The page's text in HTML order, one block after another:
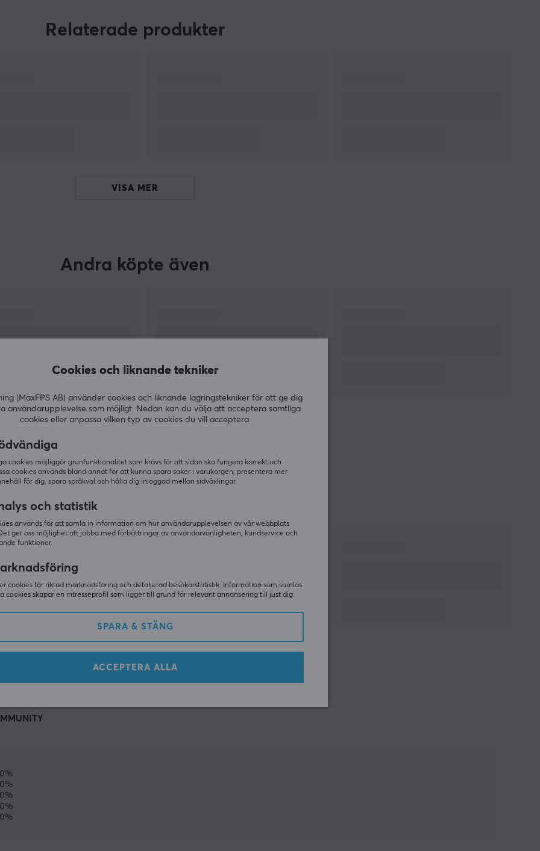
Relaterade produkter
VISA MER
Andra köpte även
VISA MER
Andra tittade även på
0%
0%
0%
0%
0%
Cookies och liknande tekniker
(MaxFPS AB) använder cookies och liknande lagringstekniker för att ge dig
användarupplevelse som möjligt. Nedan kan du välja att acceptera samtliga
cookies eller anpassa vilken typ av cookies du vill acceptera.
cookies möjliggör grunfunktionalitet som krävs för att sidan ska fungera korrekt och
cookies används bland annat för att kunna spara saker i varukorgen, presentera mer
för dig, spara språkval och hålla dig inloggad mellan sidväxlingar.
och statistik
används för att samla in information om hur användarupplevelsen av vår webbplats
ger oss möjlighet att jobba med förbättringar av användarvänligheten, kundservice och
funktioner.
cookies för riktad marknadsföring och detaljerad besökarstatistik. Information som samlas
cookies skapar en intresseprofil som ligger till grund för relevant annonsering till just dig.
SPARA & STÄNG
ACCEPTERA ALLA